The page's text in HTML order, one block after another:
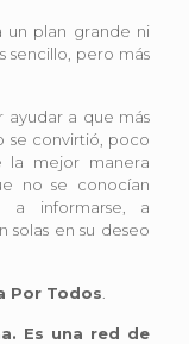
un plan grande ni
sencillo, pero más
a que más
se convirtió, poco
mejor manera
no se conocían
a informarse, a
solas en su deseo
Por Todos
Es una red de